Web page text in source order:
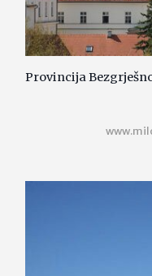
Provincija